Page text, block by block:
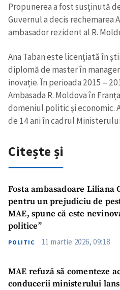
Propunerea a fost susținută
Guvernul a decis rechemarea
ambasador rezident al R.
Ana Taban este licențiată în
diplomă de master în
inovație. În perioada 2015 –
Ambasada R. Moldova în
domeniul politic și economic.
de 14 ani în cadrul
Citește și
Fosta ambasadoare Liliana
pentru un prejudiciu de
MAE, spune că este
politice”
POLITIC 11 martie 2026, 09:18
MAE refuză să comenteze
conducerii ministerului